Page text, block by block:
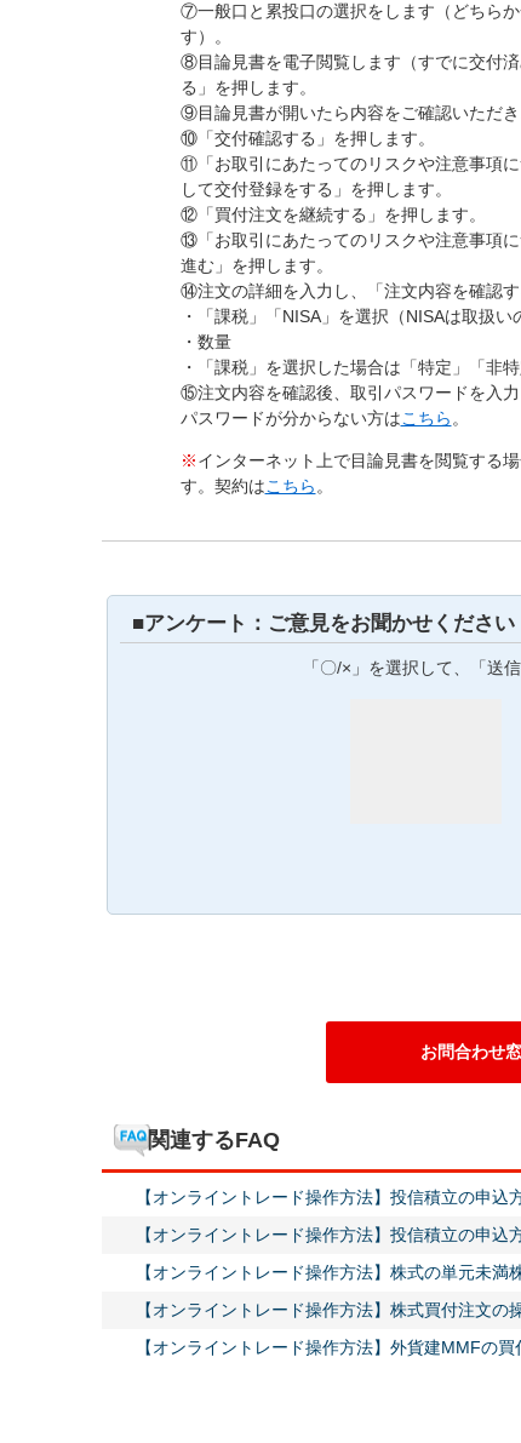
⑦一般口と累投口の選択をします（どちら
す）。
⑧目論見書を電子閲覧します（すでに交付
る」を押します。
⑨目論見書が開いたら内容をご確認いただき
⑩「交付確認する」を押します。
⑪「お取引にあたってのリスクや注意事項
して交付登録をする」を押します。
⑫「買付注文を継続する」を押します。
⑬「お取引にあたってのリスクや注意事項
進む」を押します。
⑭注文の詳細を入力し、「注文内容を確認す
・「課税」「NISA」を選択（NISAは取扱い
・数量
・「課税」を選択した場合は「特定」「非
⑮注文内容を確認後、取引パスワードを入
パスワードが分からない方はこちら 。
※インターネット上で目論見書を閲覧する
す。契約はこちら 。
■アンケート：ご意見をお聞かせください
「〇/×」を選択して、「送
お問合わせ
関連するFAQ
【オンライントレード操作方法】投信積立の申込
【オンライントレード操作方法】投信積立の申込
【オンライントレード操作方法】株式の単元未満
【オンライントレード操作方法】株式買付注文の
【オンライントレード操作方法】外貨建MMFの